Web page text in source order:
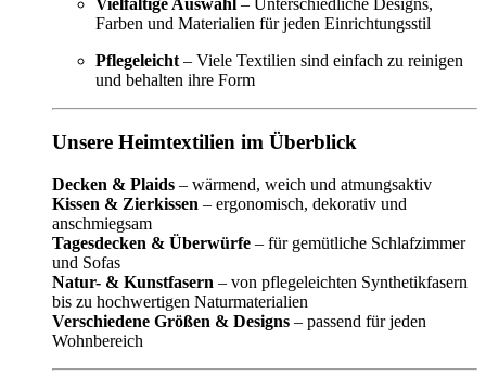
Vielfältige Auswahl – Unterschiedliche Designs,
Farben und Materialien für jeden Einrichtungsstil
Pflegeleicht – Viele Textilien sind einfach zu reinigen
und behalten ihre Form
Unsere Heimtextilien im Überblick
Decken & Plaids – wärmend, weich und atmungsaktiv
Kissen & Zierkissen – ergonomisch, dekorativ und
anschmiegsam
Tagesdecken & Überwürfe – für gemütliche Schlafzimmer
und Sofas
Natur- & Kunstfasern – von pflegeleichten Synthetikfasern
bis zu hochwertigen Naturmaterialien
Verschiedene Größen & Designs – passend für jeden
Wohnbereich